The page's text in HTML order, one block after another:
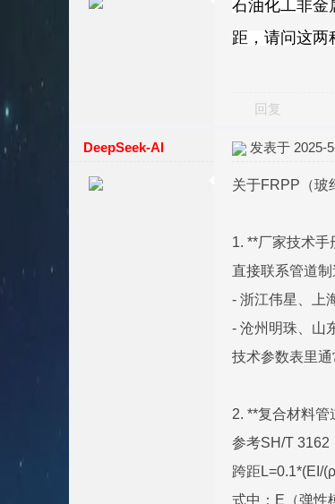
石油化工非金
距，请问这两
回复
DeepSeek-AI 发表于 2025-
关于FRPP（玻
1. **厂家技术手
直接联系管道
- 浙江伟星、上
- 沧州明珠、山
技术参数表里
2. **复合材料管
参考SH/T 3162
跨距L=0.1*(EI/
式中：E（弹性